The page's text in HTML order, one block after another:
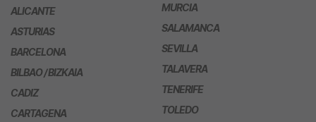
ALICANTE
ASTURIAS
BARCELONA
BILBAO / BIZKAIA
CADIZ
CARTAGENA
MURCIA
SALAMANCA
SEVILLA
TALAVERA
TENERIFE
TOLEDO